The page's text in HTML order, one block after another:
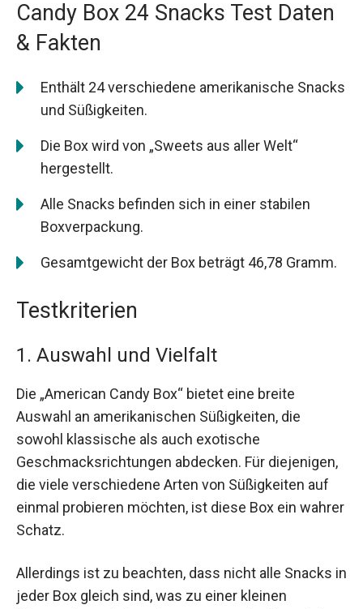
Candy Box 24 Snacks Test Daten
& Fakten
Enthält 24 verschiedene amerikanische Snacks
und Süßigkeiten.
Die Box wird von „Sweets aus aller Welt“
hergestellt.
Alle Snacks befinden sich in einer stabilen
Boxverpackung.
Gesamtgewicht der Box beträgt 46,78 Gramm.
Testkriterien
1. Auswahl und Vielfalt
Die „American Candy Box“ bietet eine breite
Auswahl an amerikanischen Süßigkeiten, die
sowohl klassische als auch exotische
Geschmacksrichtungen abdecken. Für diejenigen,
die viele verschiedene Arten von Süßigkeiten auf
einmal probieren möchten, ist diese Box ein wahrer
Schatz.
Allerdings ist zu beachten, dass nicht alle Snacks in
jeder Box gleich sind, was zu einer kleinen